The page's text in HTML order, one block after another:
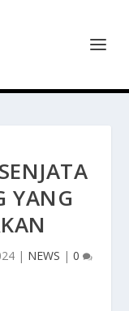
YANG
| NEWS | 0